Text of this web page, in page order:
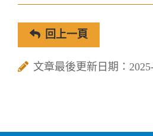
回上一頁
文章最後更新日期：